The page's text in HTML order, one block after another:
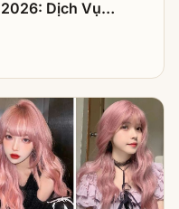
2026: Dịch Vụ
Nhất